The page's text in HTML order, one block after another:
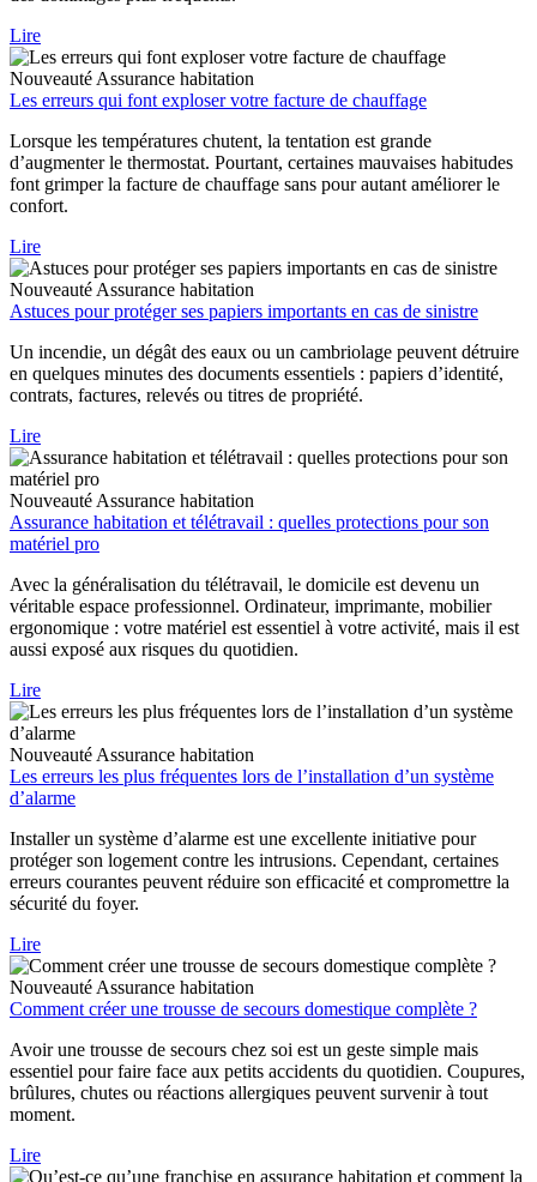
Lire
Nouveauté Assurance habitation
Les erreurs qui font exploser votre facture de chauffage
Lorsque les températures chutent, la tentation est grande
d’augmenter le thermostat. Pourtant, certaines mauvaises habitudes
font grimper la facture de chauffage sans pour autant améliorer le
confort.
Lire
Nouveauté Assurance habitation
Astuces pour protéger ses papiers importants en cas de sinistre
Un incendie, un dégât des eaux ou un cambriolage peuvent détruire
en quelques minutes des documents essentiels : papiers d’identité,
contrats, factures, relevés ou titres de propriété.
Lire
Nouveauté Assurance habitation
Assurance habitation et télétravail : quelles protections pour son
matériel pro
Avec la généralisation du télétravail, le domicile est devenu un
véritable espace professionnel. Ordinateur, imprimante, mobilier
ergonomique : votre matériel est essentiel à votre activité, mais il est
aussi exposé aux risques du quotidien.
Lire
Nouveauté Assurance habitation
Les erreurs les plus fréquentes lors de l’installation d’un système
d’alarme
Installer un système d’alarme est une excellente initiative pour
protéger son logement contre les intrusions. Cependant, certaines
erreurs courantes peuvent réduire son efficacité et compromettre la
sécurité du foyer.
Lire
Nouveauté Assurance habitation
Comment créer une trousse de secours domestique complète ?
Avoir une trousse de secours chez soi est un geste simple mais
essentiel pour faire face aux petits accidents du quotidien. Coupures,
brûlures, chutes ou réactions allergiques peuvent survenir à tout
moment.
Lire